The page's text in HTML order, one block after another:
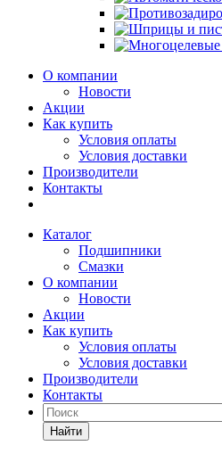
О компании
Новости
Акции
Как купить
Условия оплаты
Условия доставки
Производители
Контакты
Каталог
Подшипники
Смазки
О компании
Новости
Акции
Как купить
Условия оплаты
Условия доставки
Производители
Контакты
Найти